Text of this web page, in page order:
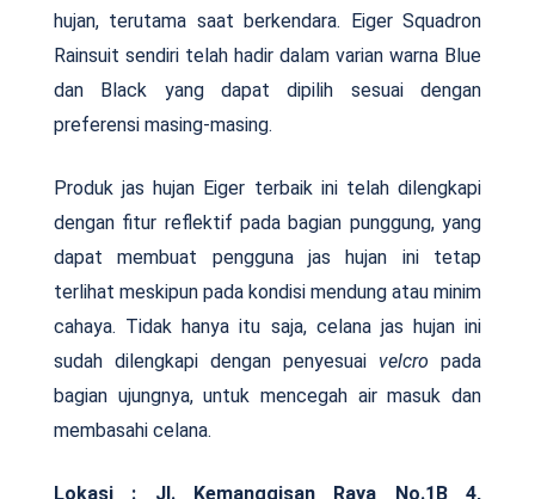
hujan, terutama saat berkendara. Eiger Squadron
Rainsuit sendiri telah hadir dalam varian warna Blue
dan Black yang dapat dipilih sesuai dengan
preferensi masing-masing.
Produk jas hujan Eiger terbaik ini telah dilengkapi
dengan fitur reflektif pada bagian punggung, yang
dapat membuat pengguna jas hujan ini tetap
terlihat meskipun pada kondisi mendung atau minim
cahaya. Tidak hanya itu saja, celana jas hujan ini
sudah dilengkapi dengan penyesuai velcro pada
bagian ujungnya, untuk mencegah air masuk dan
membasahi celana.
Lokasi : Jl. Kemanggisan Raya No.1B 4,